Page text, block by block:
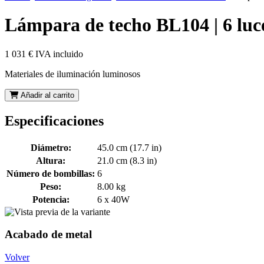
Lámpara de techo BL104 | 6
1 031 € IVA incluido
Materiales de iluminación luminosos
Añadir al carrito
Especificaciones
Diámetro:
45.0 cm (17.7 in)
Altura:
21.0 cm (8.3 in)
Número de bombillas: 6
Peso:
8.00 kg
Potencia:
6 x 40W
Acabado de metal
Volver